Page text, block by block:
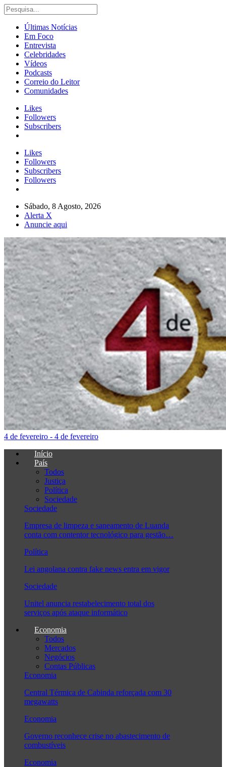
Últimas Notícias
Em Foco
Entrevista
Celebridades
Vídeos
Podcasts
Correio do Leitor
Comunidades
Likes
Followers
Subscribers
Likes
Followers
Subscribers
Followers
Sábado, 8 Agosto, 2026
Alerta X
Anuncie aqui
4 de fevereiro - 4 de fevereiro
Início
País
Todos
Justiça
Política
Sociedade
Sociedade
Empresa de limpeza e saneamento de Luanda
conta com contentor tecnológico para gestão…
Política
Lei angolana contra fake news entra em vigor
Sociedade
Unitel anuncia restabelecimento total dos
serviços após ataque informático
Economia
Todos
Mercados
Negócios
Contas Públicas
Economia
Central Térmica de Cabinda reforçada com 30
megawatts
Economia
Governo reconhece crise no abastecimento de
combustíveis
Economia